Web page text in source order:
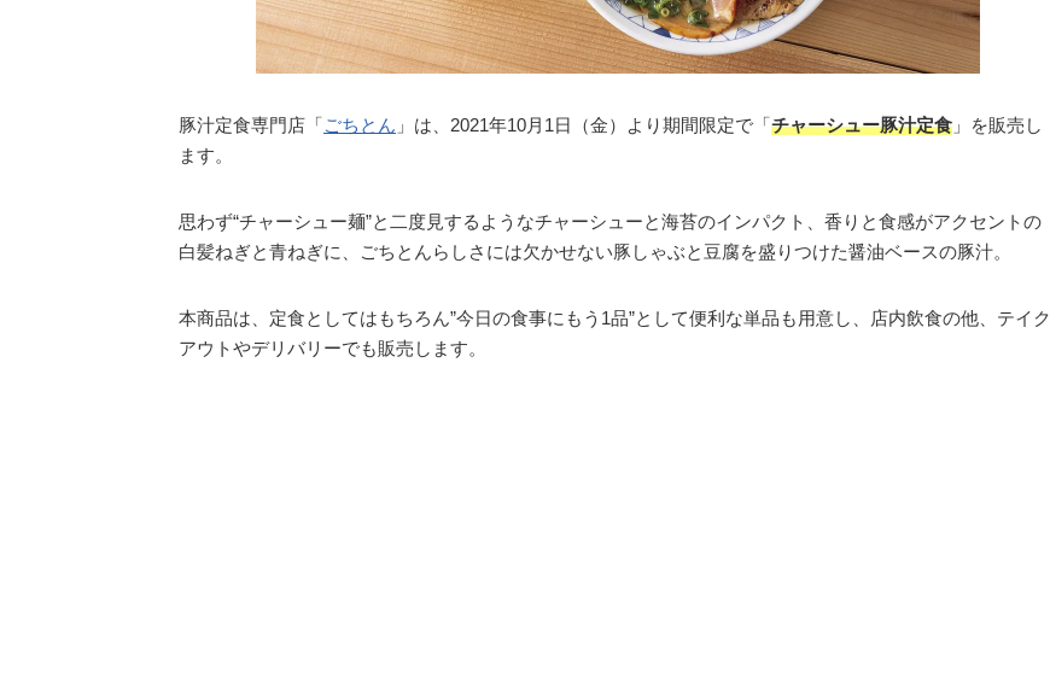
豚汁定食専門店「ごちとん 」は、2021年10月1日（金）より期間限定で「チャーシュー豚汁定食 」を販売し
ます。
思わず“チャーシュー麺”と二度見するようなチャーシューと海苔のインパクト、香りと食感がアクセントの
白髪ねぎと青ねぎに、ごちとんらしさには欠かせない豚しゃぶと豆腐を盛りつけた醤油ベースの豚汁。
本商品は、定食としてはもちろん”今日の食事にもう1品”として便利な単品も用意し、店内飲食の他、テイク
アウトやデリバリーでも販売します。